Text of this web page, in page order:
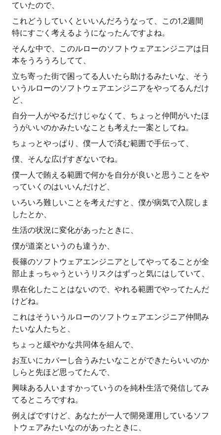
ていたので、
これどうしていくといいんだろうなって、この1,2週間
特にすごく考えるようになったんですよね。
そんな中で、このルローのソフトウェアエンジニアは日
本をうろうろしてて、
立ち寄った街で困ってる人いたら助けるみたいな、そう
いうルローのソフトウェアエンジニアをやってるんだけ
ど、
自分一人がやるだけじゃなくて、ちょっと仲間がいたほ
うがいいのかみたいなことも考えた一案としてね。
ちょっとやっぱり、僕一人で済む範囲で手伝って、
僕、そんな広げすぎないでね。
僕一人で賄える範囲で何かを自分が良いと思うことをや
っていくのはいいんだけど、
いろいろ難しいことを考えだすと、僕が病気で入院しま
したとか、
生活の状況に変化があったときに、
僕が道楽というのも違うか、
長篠のソフトウェアエンジニアとしてやってることが全
部止まっちゃうというリスクはずっと気にはしていて、
県在化したことはないので、やれる範囲でやってたんだ
けどね。
これはそういうルローのソフトウェアエンジニア仲間み
たいな人たちと、
ちょっと緩やかな共同体を組んで、
お互いにカバーし合うみたいなことができたらいいのか
しらと先ほど思ってたんで、
興味ある人いますかっていうのを純朴生活で発信してみ
てるところですね。
例えばですけど、あなたが一人で開発運用しているソフ
トウェアみたいなのがあったときに、